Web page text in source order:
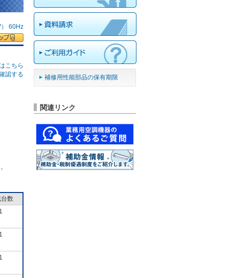
60Hz
こちら
認する
数
補修用性能部品の保有期限
関連リンク